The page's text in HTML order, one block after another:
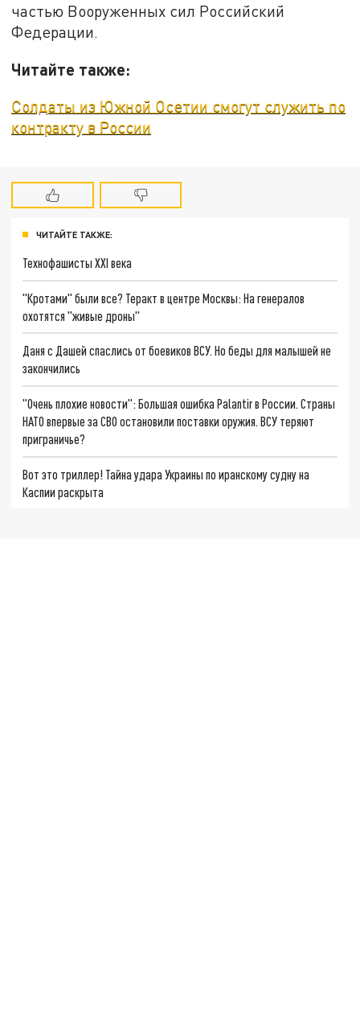
частью Вооруженных сил Российский
Федерации.
Читайте также:
Солдаты из Южной Осетии смогут служить по
контракту в России
ЧИТАЙТЕ ТАКЖЕ:
Технофашисты XXI века
"Кротами" были все? Теракт в центре Москвы: На генералов
охотятся "живые дроны"
Даня с Дашей спаслись от боевиков ВСУ. Но беды для малышей не
закончились
"Очень плохие новости": Большая ошибка Palantir в России. Страны
НАТО впервые за СВО остановили поставки оружия. ВСУ теряют
приграничье?
Вот это триллер! Тайна удара Украины по иранскому судну на
Каспии раскрыта